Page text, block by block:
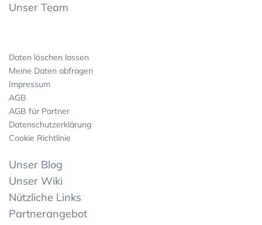
Unser Team
Daten löschen lassen
Meine Daten abfragen
Impressum
AGB
AGB für Partner
Datenschutzerklärung
Cookie Richtlinie
Unser Blog
Unser Wiki
Nützliche Links
Partnerangebot